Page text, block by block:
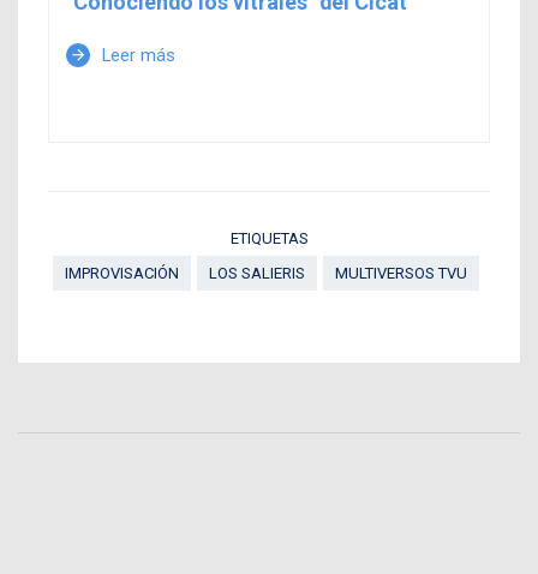
arrow_forward Leer más
ETIQUETAS
IMPROVISACIÓN
LOS SALIERIS MULTIVERSOS TVU